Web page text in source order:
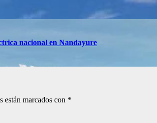
nacional en Nandayure
están marcados con *